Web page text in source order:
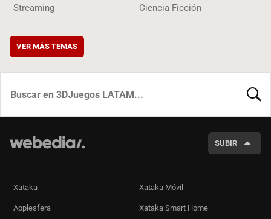
Streaming Ciencia Ficción
VER MÁS TEMAS
SUBIR
Xataka Xataka Móvil
Applesfera Xataka Smart Home